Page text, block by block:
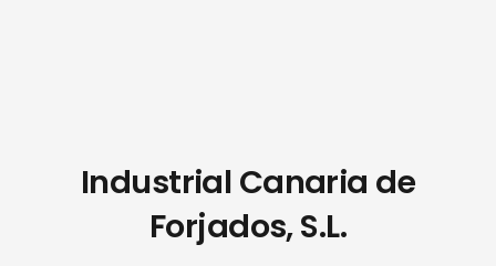
Industrial Canaria de
Forjados, S.L.